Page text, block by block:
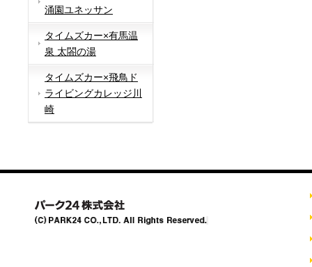
涌園ユネッサン
タイムズカー×有馬温
泉 太閤の湯
タイムズカー×飛鳥ド
ライビングカレッジ川
崎